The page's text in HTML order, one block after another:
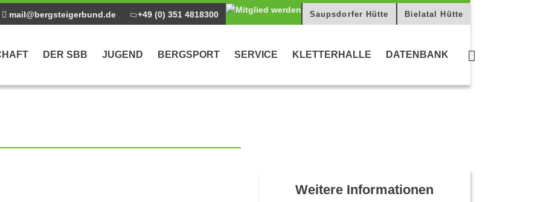
mail@bergsteigerbund.de +49 (0) 351 4818300 Saupsdorfer Hütte Bielatal Hütte
DER SBB JUGEND BERGSPORT SERVICE KLETTERHALLE DATENBANK
Weitere Informationen